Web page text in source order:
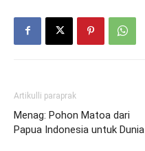
Artikulli paraprak
Menag: Pohon Matoa dari
Papua Indonesia untuk Dunia